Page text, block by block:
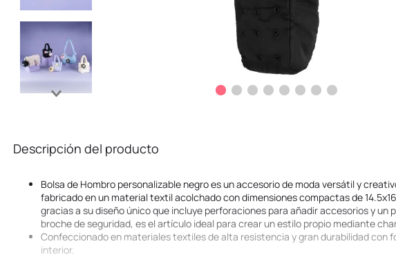
Descripción del producto
Bolsa de Hombro personalizable negro es un accesorio de moda versátil y
fabricado en un material textil acolchado con dimensiones compactas de
gracias a su diseño único que incluye perforaciones para añadir accesorios y un
broche de seguridad, es el artículo ideal para crear un estilo propio mediante
Confeccionado en materiales textiles de alta resistencia y gran durabilidad con
interior.